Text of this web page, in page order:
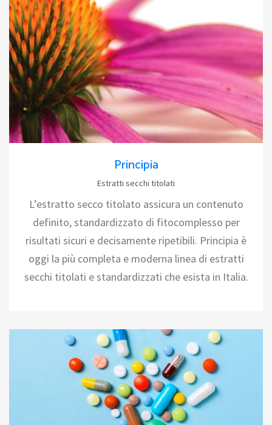
Principia
Estratti secchi titolati
L’estratto secco titolato assicura un contenuto
definito, standardizzato di fitocomplesso per
risultati sicuri e decisamente ripetibili. Principia è
oggi la più completa e moderna linea di estratti
secchi titolati e standardizzati che esista in Italia.